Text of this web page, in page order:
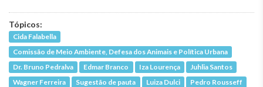
Tópicos:
Cida Falabella
Comissão de Meio Ambiente, Defesa dos Animais e Política Urbana
Dr. Bruno Pedralva
Edmar Branco Iza Lourença
Juhlia Santos
Wagner Ferreira
Sugestão de pauta Luiza Dulci
Pedro Rousseff